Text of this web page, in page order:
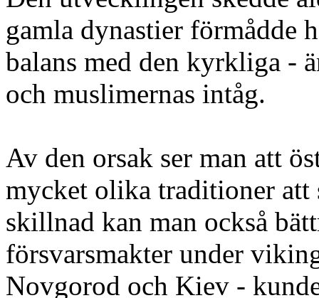
gamla dynastier förmådde
balans med den kyrkliga -
och muslimernas intåg.
Av den orsak ser man att
mycket olika traditioner att
skillnad kan man också
försvarsmakter under
Novgorod och Kiev -